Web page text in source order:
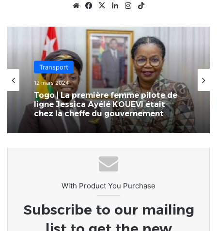
WebsiteFacebook
X LinkedinInstagram
Transport
12 mars 2024
Togo | La première femme pilote de
ligne Jessica Ayélé KOUEVI était
chez la cheffe du gouvernement
With Product You Purchase
Subscribe to our mailing